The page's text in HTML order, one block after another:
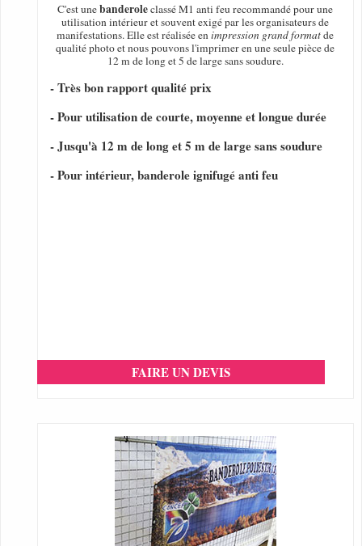
C'est unebanderoleclassé M1 anti feu recommandé pour une
utilisation intérieur et souvent exigé par les organisateurs de
manifestations. Elle est réalisée enimpression grand formatde
qualité photo et nous pouvons l'imprimer en une seule pièce de
12 m de long et 5 de large sans soudure.
- Très bon rapport qualité prix
- Pour utilisation de courte, moyenne et longue durée
- Jusqu'à 12 m de long et 5 m de large sans soudure
- Pour intérieur, banderole ignifugé anti feu
FAIRE UN DEVIS